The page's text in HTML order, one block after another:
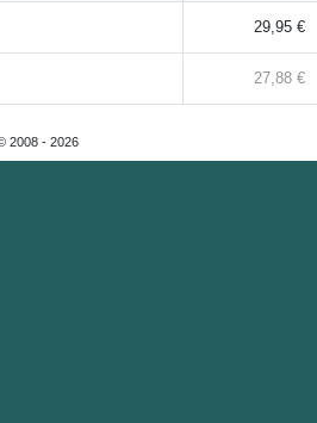
29,95 €
27,88 €
2008 - 2026